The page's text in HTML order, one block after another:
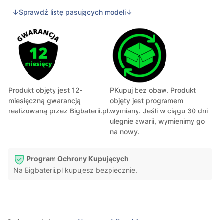
↓Sprawdź listę pasujących modeli↓
Produkt objęty jest 12-
miesięczną gwarancją
realizowaną przez Bigbaterii.pl.
PKupuj bez obaw. Produkt
objęty jest programem
wymiany. Jeśli w ciągu 30 dni
ulegnie awarii, wymienimy go
na nowy.
Program Ochrony Kupujących
Na Bigbaterii.pl kupujesz bezpiecznie.